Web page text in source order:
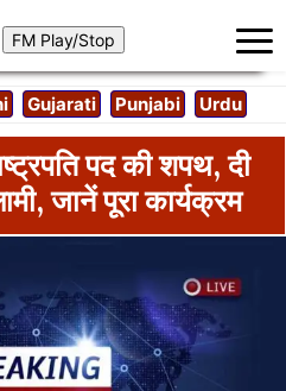
Gujarati Punjabi Urdu
पद की शपथ, दी
जानें पूरा कार्यक्रम